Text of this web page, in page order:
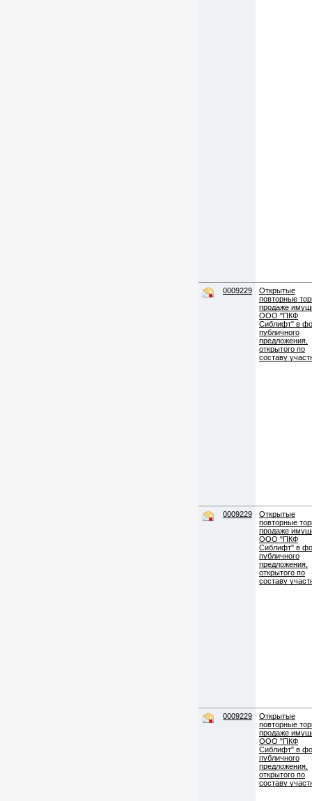
0009229
Открытые
повторные
продаже
ООО "ПКФ
Сиблифт" в
публичного
предложения,
открытого по
составу
0009229
Открытые
повторные
продаже
ООО "ПКФ
Сиблифт" в
публичного
предложения,
открытого по
составу
0009229
Открытые
повторные
продаже
ООО "ПКФ
Сиблифт" в
публичного
предложения,
открытого по
составу